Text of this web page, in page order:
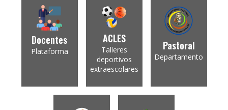
Docentes
Plataforma
ACLES
Talleres
deportivos
extraescolares
Pastoral
Departamento